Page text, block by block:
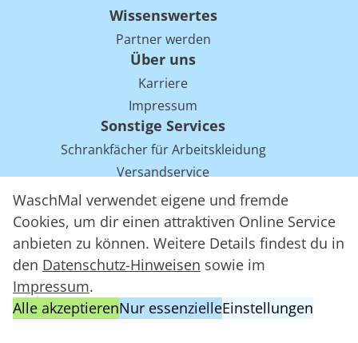
WaschMal verwendet eigene und fremde
Cookies, um dir einen attraktiven Online Service
anbieten zu können. Weitere Details findest du in
den Datenschutz-Hinweisen sowie im
Impressum.
Alle akzeptierenNur essenzielleEinstellungen
Wissenswertes
Partner werden
Über uns
Karriere
Impressum
Sonstige Services
Schrankfächer für Arbeitskleidung
Versandservice
Einsparpotentiale für Mietwäsche bei Arbeitskleidung
Arbeitskleidung Tracking mit RFID
WaschMal GmbH 2016 – 2026
Datenschutz
Allgemeine Geschäftsbedingungen